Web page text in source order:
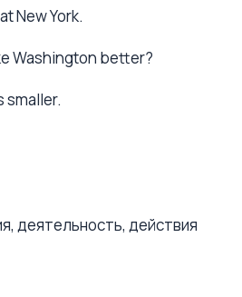
New York.
Washington better?
smaller.
деятельность, действия